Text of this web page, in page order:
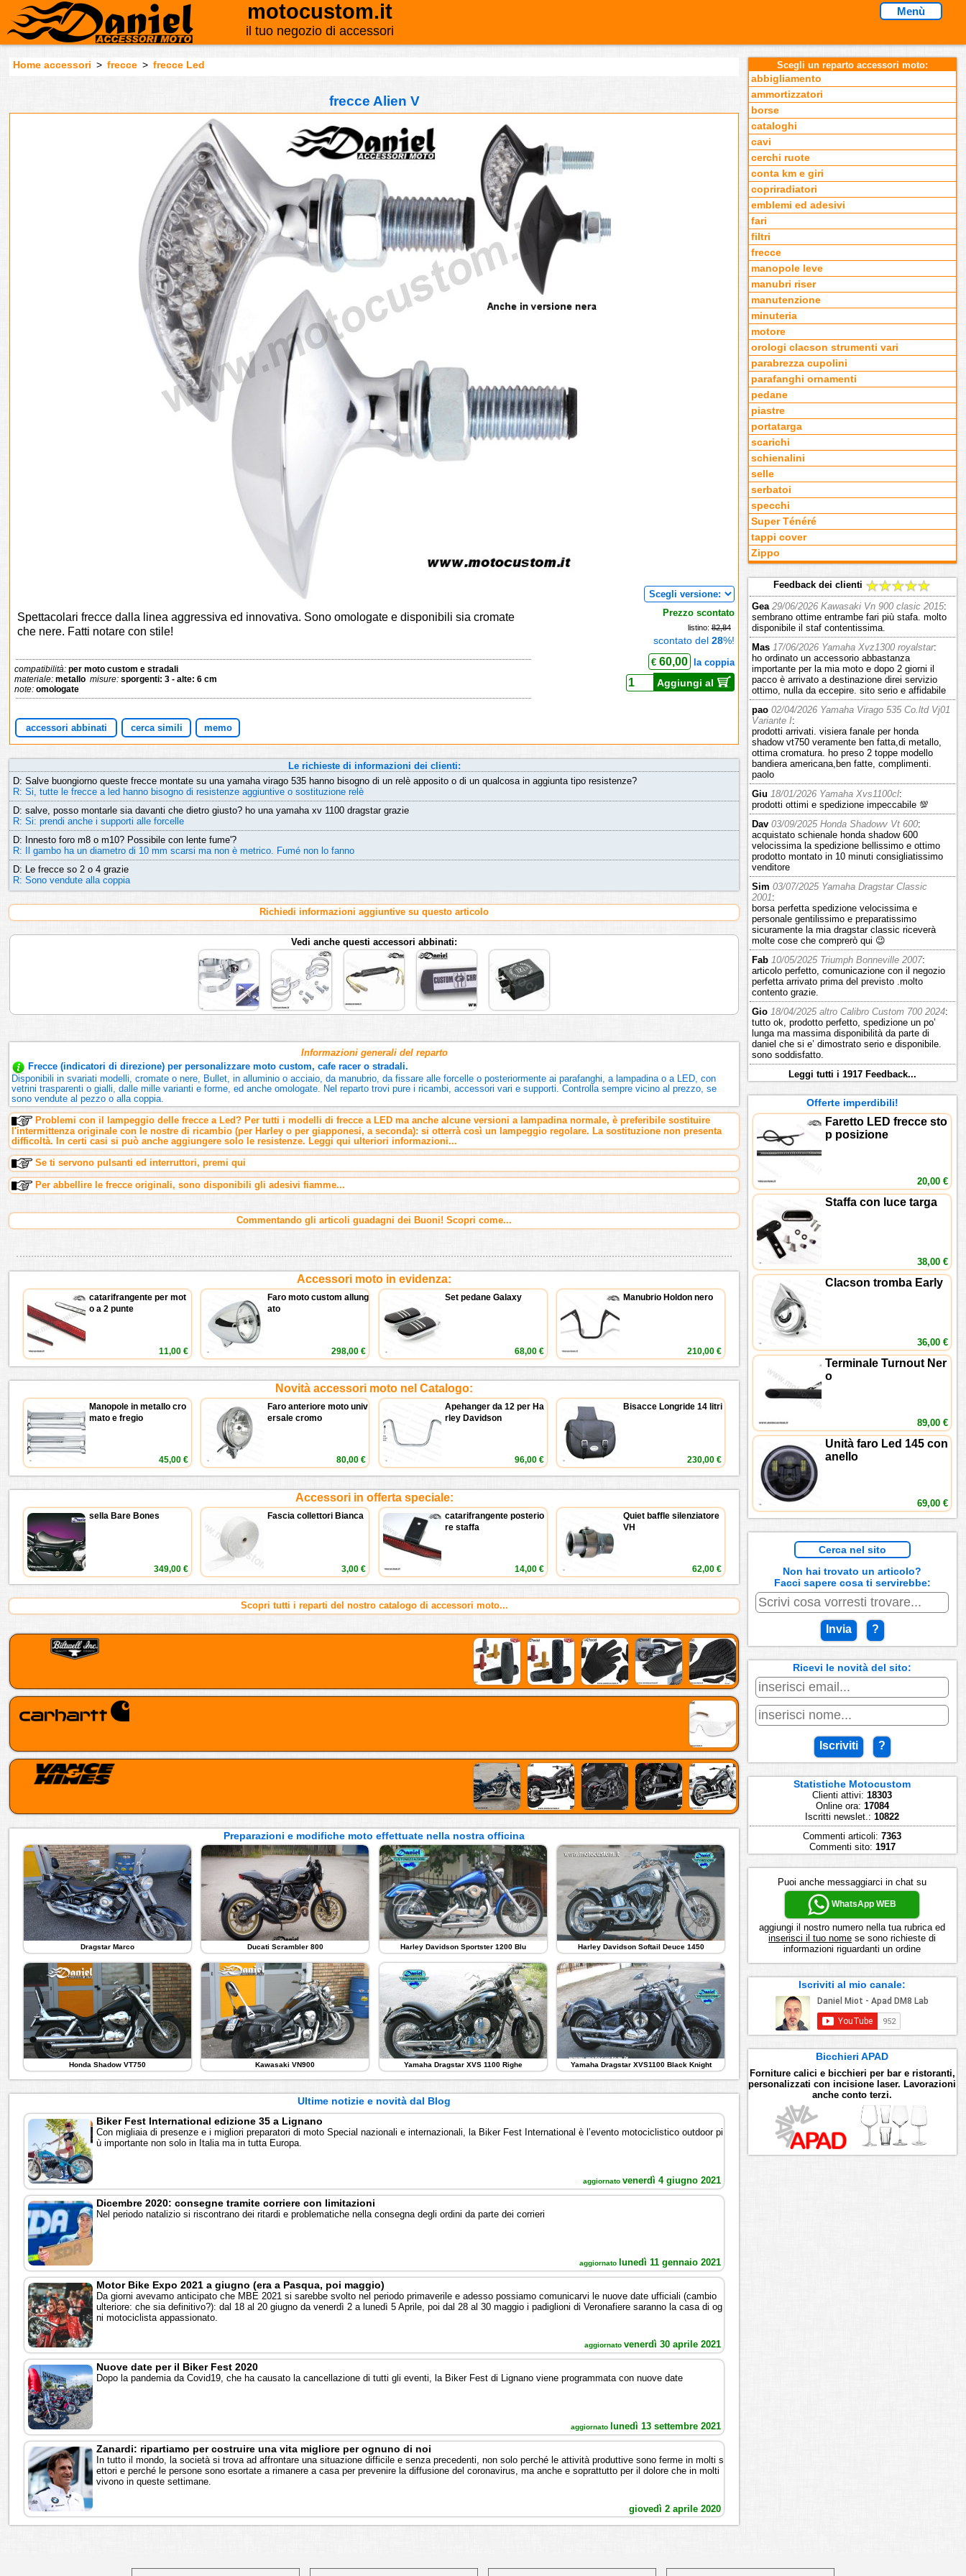
motocustom.it
il tuo negozio di accessori
Menù
Home accessori > frecce > frecce Led
frecce Alien V
Spettacolari frecce dalla linea aggressiva ed innovativa. Sono omologate e disponibili sia cromate
che nere. Fatti notare con stile!
compatibilità:per moto custom e stradali
materiale:metallo misure:sporgenti: 3 - alte: 6 cm
note:omologate
Prezzo scontato
listino:82,84
scontato del 28%!
€60,00 la coppia
Aggiungi al
accessori abbinati cerca simili memo
Le richieste di informazioni dei clienti:
D: Salve buongiorno queste frecce montate su una yamaha virago 535 hanno bisogno di un relè apposito o di un qualcosa in aggiunta tipo resistenze?
R: Si, tutte le frecce a led hanno bisogno di resistenze aggiuntive o sostituzione relè
D: salve, posso montarle sia davanti che dietro giusto? ho una yamaha xv 1100 dragstar grazie
R: Si: prendi anche i supporti alle forcelle
D: Innesto foro m8 o m10? Possibile con lente fume'?
R: Il gambo ha un diametro di 10 mm scarsi ma non è metrico. Fumé non lo fanno
D: Le frecce so 2 o 4 grazie
R: Sono vendute alla coppia
Richiedi informazioni aggiuntive su questo articolo
Vedi anche questi accessori abbinati:
Informazioni generali del reparto
Frecce (indicatori di direzione) per personalizzare moto custom, cafe racer o stradali.
Disponibili in svariati modelli, cromate o nere, Bullet, in alluminio o acciaio, da manubrio, da fissare alle forcelle o posteriormente ai parafanghi, a lampadina o a LED, con
vetrini trasparenti o gialli, dalle mille varianti e forme, ed anche omologate. Nel reparto trovi pure i ricambi, accessori vari e supporti. Controlla sempre vicino al prezzo, se
sono vendute al pezzo o alla coppia.
Problemi con il lampeggio delle frecce a Led? Per tutti i modelli di frecce a LED ma anche alcune versioni a lampadina normale, è preferibile sostituire
l'intermittenza originale con le nostre di ricambio (per Harley o per giapponesi, a seconda): si otterrà così un lampeggio regolare. La sostituzione non presenta
difficoltà. In certi casi si può anche aggiungere solo le resistenze. Leggi qui ulteriori informazioni...
Se ti servono pulsanti ed interruttori, premi qui
Per abbellire le frecce originali, sono disponibili gli adesivi fiamme...
Commentando gli articoli guadagni dei Buoni! Scopri come...
Accessori moto in evidenza:
catarifrangente per mot
o a 2 punte
11,00 €
Faro moto custom allung
ato
298,00 €
Set pedane Galaxy
68,00 €
Manubrio Holdon nero
210,00 €
Novità accessori moto nel Catalogo:
Manopole in metallo cro
mato e fregio
45,00 €
Faro anteriore moto univ
ersale cromo
80,00 €
Apehanger da 12 per Ha
rley Davidson
96,00 €
Bisacce Longride 14 litri
230,00 €
Accessori in offerta speciale:
sella Bare Bones
349,00 €
Fascia collettori Bianca
3,00 €
catarifrangente posterio
re staffa
14,00 €
Quiet baffle silenziatore
VH
62,00 €
Scopri tutti i reparti del nostro catalogo di accessori moto...
Preparazioni e modifiche moto effettuate nella nostra officina
Dragstar Marco Ducati Scrambler 800 Harley Davidson Sportster 1200 Blu Harley Davidson Softail Deuce 1450
Honda Shadow VT750 Kawasaki VN900 Yamaha Dragstar XVS 1100 Righe Yamaha Dragstar XVS1100 Black Knight
Ultime notizie e novità dal Blog
Biker Fest International edizione 35 a Lignano
Con migliaia di presenze e i migliori preparatori di moto Special nazionali e internazionali, la Biker Fest International è l’evento motociclistico outdoor pi
ù importante non solo in Italia ma in tutta Europa.
aggiornatovenerdì 4 giugno 2021
Dicembre 2020: consegne tramite corriere con limitazioni
Nel periodo natalizio si riscontrano dei ritardi e problematiche nella consegna degli ordini da parte dei corrieri
aggiornato lunedì 11 gennaio 2021
Motor Bike Expo 2021 a giugno (era a Pasqua, poi maggio)
Da giorni avevamo anticipato che MBE 2021 si sarebbe svolto nel periodo primaverile e adesso possiamo comunicarvi le nuove date ufficiali (cambio
ulteriore: che sia definitivo?): dal 18 al 20 giugno da venerdì 2 a lunedì 5 Aprile, poi dal 28 al 30 maggio i padiglioni di Veronafiere saranno la casa di og
ni motociclista appassionato.
aggiornatovenerdì 30 aprile 2021
Nuove date per il Biker Fest 2020
Dopo la pandemia da Covid19, che ha causato la cancellazione di tutti gli eventi, la Biker Fest di Lignano viene programmata con nuove date
aggiornato lunedì 13 settembre 2021
Zanardi: ripartiamo per costruire una vita migliore per ognuno di noi
In tutto il mondo, la società si trova ad affrontare una situazione difficile e senza precedenti, non solo perché le attività produttive sono ferme in molti s
ettori e perché le persone sono esortate a rimanere a casa per prevenire la diffusione del coronavirus, ma anche e soprattutto per il dolore che in molti
vivono in queste settimane.
giovedì 2 aprile 2020
Scegli un reparto accessori moto:
abbigliamento
ammortizzatori
borse
cataloghi
cavi
cerchi ruote
conta km e giri
copriradiatori
emblemi ed adesivi
fari
filtri
frecce
manopole leve
manubri riser
manutenzione
minuteria
motore
orologi clacson strumenti vari
parabrezza cupolini
parafanghi ornamenti
pedane
piastre
portatarga
scarichi
schienalini
selle
serbatoi
specchi
Super Ténéré
tappi cover
Zippo
Feedback dei clienti
Gea 29/06/2026 Kawasaki Vn 900 clasic 2015:
sembrano ottime entrambe fari più stafa. molto
disponibile il staf contentissima.
Mas 17/06/2026 Yamaha Xvz1300 royalstar:
ho ordinato un accessorio abbastanza
importante per la mia moto e dopo 2 giorni il
pacco è arrivato a destinazione direi servizio
ottimo, nulla da eccepire. sito serio e affidabile
pao 02/04/2026 Yamaha Virago 535 Co.ltd Vj01
Variante I:
prodotti arrivati. visiera fanale per honda
shadow vt750 veramente ben fatta,di metallo,
ottima cromatura. ho preso 2 toppe modello
bandiera americana,ben fatte, complimenti.
paolo
Giu 18/01/2026 Yamaha Xvs1100cl:
prodotti ottimi e spedizione impeccabile 💯
Dav 03/09/2025 Honda Shadowv Vt 600:
acquistato schienale honda shadow 600
velocissima la spedizione bellissimo e ottimo
prodotto montato in 10 minuti consigliatissimo
venditore
Sim 03/07/2025 Yamaha Dragstar Classic
2001:
borsa perfetta spedizione velocissima e
personale gentilissimo e preparatissimo
sicuramente la mia dragstar classic riceverà
molte cose che comprerò qui 😉
Fab 10/05/2025 Triumph Bonneville 2007:
articolo perfetto, comunicazione con il negozio
perfetta arrivato prima del previsto .molto
contento grazie.
Gio 18/04/2025 altro Calibro Custom 700 2024:
tutto ok, prodotto perfetto, spedizione un po’
lunga ma massima disponibilità da parte di
daniel che si e’ dimostrato serio e disponibile.
sono soddisfatto.
Leggi tutti i 1917 Feedback...
Offerte imperdibili!
Faretto LED frecce sto
p posizione
20,00 €
Staffa con luce targa
38,00 €
Clacson tromba Early
36,00 €
Terminale Turnout Ner
o
89,00 €
Unità faro Led 145 con
anello
69,00 €
Cerca nel sito
Non hai trovato un articolo?
Facci sapere cosa ti servirebbe:
Invia ?
Ricevi le novità del sito:
Iscriviti ?
Statistiche Motocustom
Clienti attivi:18303
Online ora: 17084
Iscritti newslet.:10822
Commenti articoli:7363
Commenti sito: 1917
Puoi anche messaggiarci in chat su
WhatsApp WEB
aggiungi il nostro numero nella tua rubrica ed
inserisci il tuo nome se sono richieste di
informazioni riguardanti un ordine
Iscriviti al mio canale:
Bicchieri APAD
Forniture calici e bicchieri per bar e ristoranti,
personalizzati con incisione laser. Lavorazioni
anche conto terzi.